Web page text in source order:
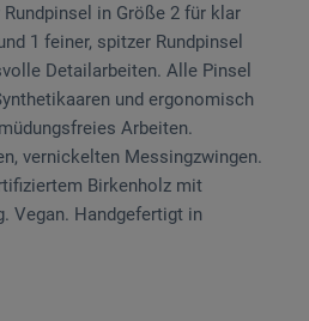
in Größe 2 für klar
1 feiner, spitzer Rundpinsel
Detailarbeiten. Alle Pinsel
und ergonomisch
Arbeiten.
vernickelten Messingzwingen.
Birkenholz mit
Vegan. Handgefertigt in